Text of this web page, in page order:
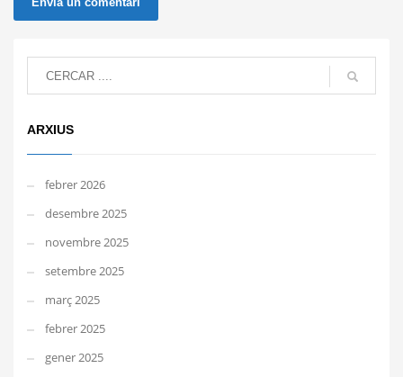
ARXIUS
febrer 2026
desembre 2025
novembre 2025
setembre 2025
març 2025
febrer 2025
gener 2025